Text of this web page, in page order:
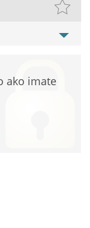
ako imate